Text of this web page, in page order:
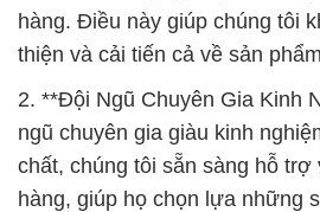
hàng. Điều này giúp chúng tôi
thiện và cải tiến cả về sản
2. **Đội Ngũ Chuyên Gia Kinh
ngũ chuyên gia giàu kinh
chất, chúng tôi sẵn sàng hỗ trợ
hàng, giúp họ chọn lựa những